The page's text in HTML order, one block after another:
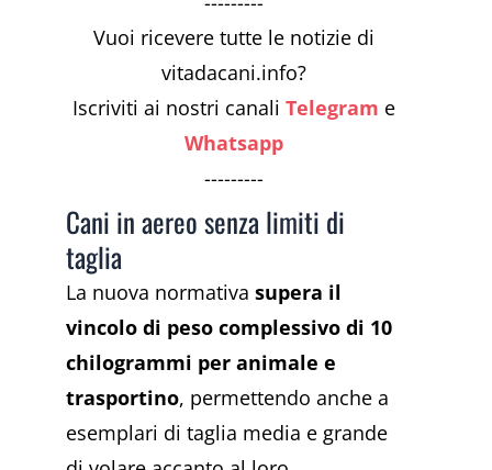
Vuoi ricevere tutte le notizie di
vitadacani.info?
Iscriviti ai nostri canali Telegram e
Whatsapp
---------
Cani in aereo senza limiti di
taglia
La nuova normativa supera il
vincolo di peso complessivo di 10
chilogrammi per animale e
trasportino, permettendo anche a
esemplari di taglia media e grande